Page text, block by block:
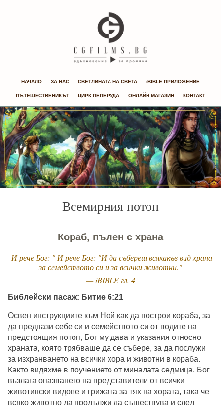
НАЧАЛО ЗА НАС СВЕТЛИНАТА НА СВЕТА iBIBLE ПРИЛОЖЕНИЕ
ПЪТЕШЕСТВЕНИКЪТ ЦИРК ПЕПЕРУДА ОНЛАЙН МАГАЗИН КОНТАКТ
Всемирния потоп
Кораб, пълен с храна
И рече Бог: " И рече Бог: "И да събереш всякакъв вид храна
за семейството си и за всички животни."
— iBIBLE гл. 4
Библейски пасаж: Битие 6:21
Освен инструкциите към Ной как да построи кораба, за
да предпази себе си и семейството си от водите на
предстоящия потоп, Бог му дава и указания относно
храната, която трябваше да се събере, за да послужи
за изхранването на всички хора и животни в кораба.
Както видяхме в поучението от миналата седмица, Бог
възлага опазването на представители от всички
животински видове и грижата за тях на хората, така че
всяко животно да продължи да съществува и след